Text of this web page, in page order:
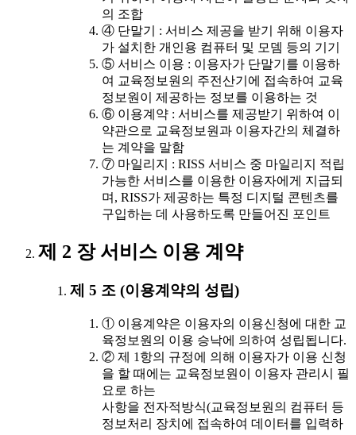
의 조합
④ 단말기 : 서비스 제공을 받기 위해 이용자
가 설치한 개인용 컴퓨터 및 모뎀 등의 기기
⑤ 서비스 이용 : 이용자가 단말기를 이용하
여 교육정보원의 주전산기에 접속하여 교육
정보원이 제공하는 정보를 이용하는 것
⑥ 이용계약 : 서비스를 제공받기 위하여 이
약관으로 교육정보원과 이용자간의 체결하
는 계약을 말함
⑦ 마일리지 : RISS 서비스 중 마일리지 적립
가능한 서비스를 이용한 이용자에게 지급되
며, RISS가 제공하는 특정 디지털 콘텐츠를
구입하는 데 사용하도록 만들어진 포인트
제 2 장 서비스 이용 계약
제 5 조 (이용계약의 성립)
① 이용계약은 이용자의 이용신청에 대한 교
육정보원의 이용 승낙에 의하여 성립됩니다.
② 제 1항의 규정에 의해 이용자가 이용 신청
을 할 때에는 교육정보원이 이용자 관리시 필
요로 하는
사항을 전자적방식(교육정보원의 컴퓨터 등
정보처리 장치에 접속하여 데이터를 입력하